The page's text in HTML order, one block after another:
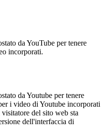
da YouTube per tenere
incorporati.
da Youtube per tenere
i video di Youtube incorporati
del sito web sta
dell'interfaccia di